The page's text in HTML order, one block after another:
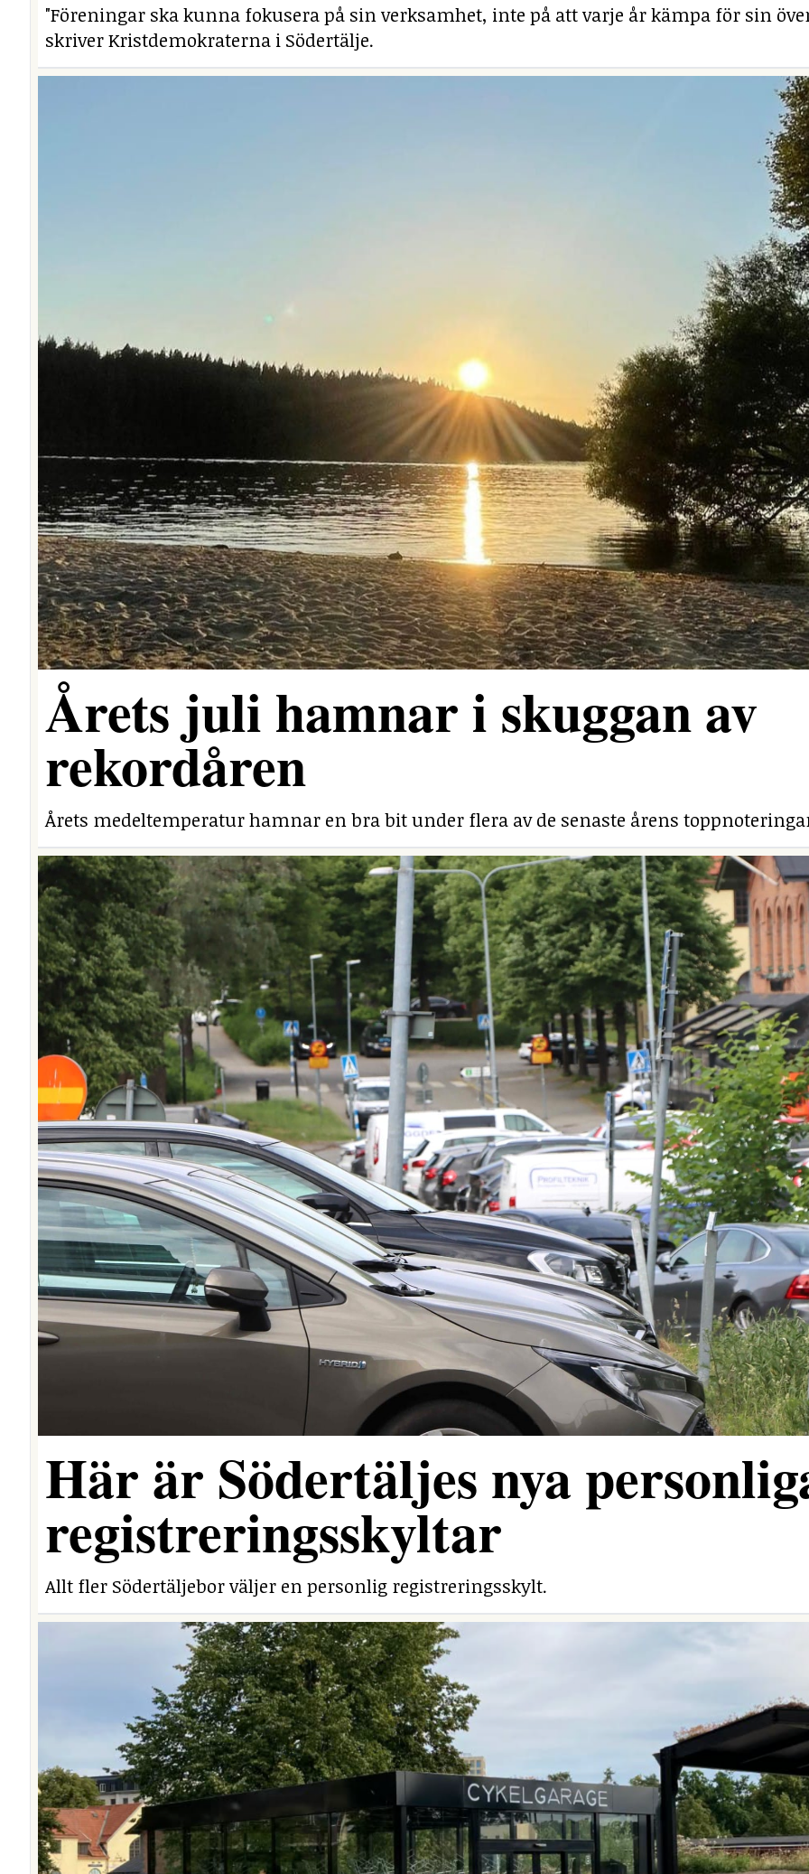
"Föreningar ska kunna fokusera på sin verksamhet, inte på att varje år kämpa för sin
skriver Kristdemokraterna i Södertälje.
Årets juli hamnar i skuggan av
rekordåren
Årets medeltemperatur hamnar en bra bit under flera av de senaste årens
Här är Södertäljes nya
registreringsskyltar
Allt fler Södertäljebor väljer en personlig registreringsskylt.